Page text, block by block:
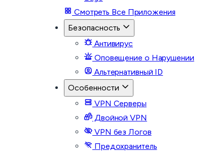
Смотреть Все Приложения
Безопасность
Антивирус
Оповещение о Нарушении
Альтернативный ID
Особенности
VPN Серверы
Двойной VPN
VPN без Логов
Предохранитель